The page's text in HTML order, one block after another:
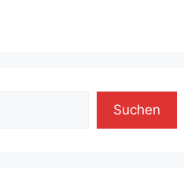
Suchen